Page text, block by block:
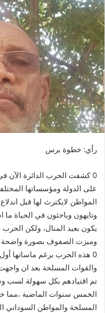
ل
ي
د
ر
ا
رأي: خطوة برس
0 كشفت الحرب الدائرة الآن
على الدولة ومؤسساتها
المواطن لايكترث لها قبل
وتايهون وباحثون في الحياة
يكون بعيد المنال، ولكن
وميزت الصفوف بصورة واضحة
0 هذه الحرب برغم ماساتها
والقوات المسلحة بعد ان
تم اقتيادهم بكل سهولة لسب
الخمس سنوات الماضية ،مما
المسلحة والمواطن السوداني